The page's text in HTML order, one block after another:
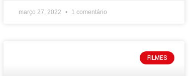
março 27, 2022 1 comentário
FILMES